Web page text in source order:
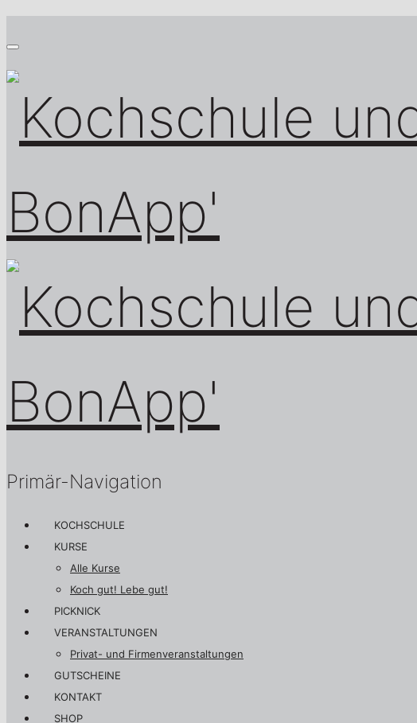
Primär-Navigation
KOCHSCHULE
KURSE
Alle Kurse
Koch gut! Lebe gut!
PICKNICK
VERANSTALTUNGEN
Privat- und Firmenveranstaltungen
GUTSCHEINE
KONTAKT
SHOP